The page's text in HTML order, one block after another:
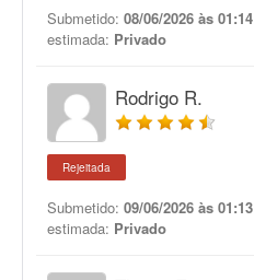
Submetido: 08/06/2026 às 01:14
estimada: Privado
Rodrigo R.
Rejeitada
Submetido: 09/06/2026 às 01:13
estimada: Privado